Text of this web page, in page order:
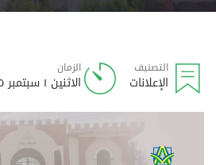
التصنيف
الإعلانات
الزمان
الاثنين ١ سبتمبر ٢٠٢٥